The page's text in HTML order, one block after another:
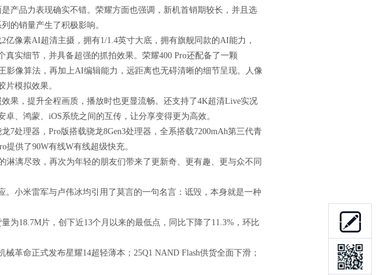
品力表现确实不错。荣耀方面也强调，新机首销期较长，并且选
的销量产生了积极影响。
像素AI超清主摄，拥有1/1.4英寸大底，拥有旗舰同款的AI能力，
实细节，并具备超强的抓拍效果。荣耀400 Pro还配备了一颗
影像算法，再加上AI编辑能力，远距离也无碍清晰的细节呈现。人像
片模拟效果。
，提升全程画质，播放时也更显流畅。还支持了4K超清Live实况
、鸿蒙、iOS系统之间的互传，让分享变得更为高效。
理器，Pro版搭载骁龙8Gen3处理器，全系搭载7200mAh第三代青
提供了90W有线W有线超级快充。
漓尽致，再次为年轻的朋友们带来了更新奇、更有趣、更与众不同
小米雷军与卢伟冰均引用了莫言的一句名言：诋毁，本身就是一种
18.7M片，创下近13个月以来的最低点，同比下降了11.3%，环比
命正式发布星耀14超轻薄本；25Q1 NAND Flash供货全面下滑；